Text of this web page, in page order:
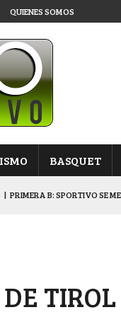
QUIENES SOMOS
BASQUET
| PRIMERA B: SPORTIVO SE
DEL KARTING
Y CLASIFICACIÓN DE LOS